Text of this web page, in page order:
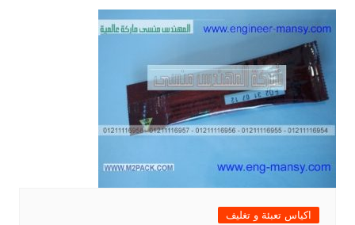
اكياس تعبئة و تغليف